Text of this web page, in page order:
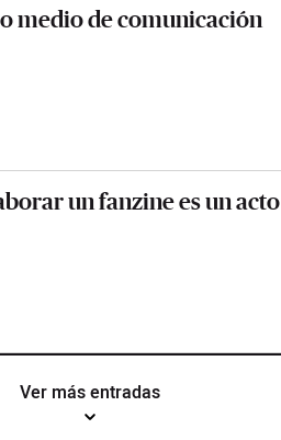
medio de comunicación
un fanzine es un acto
Ver más entradas